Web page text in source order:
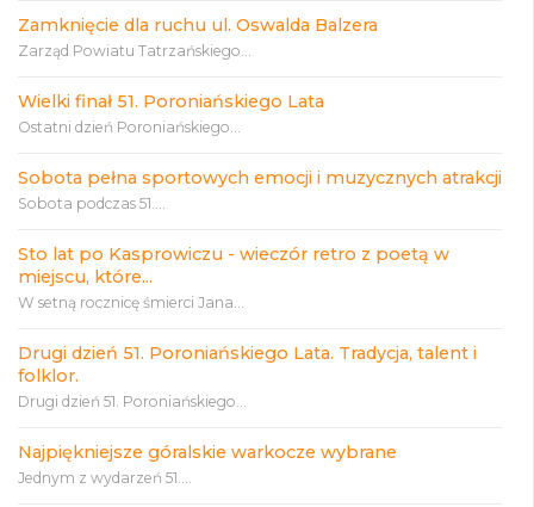
Zamknięcie dla ruchu ul. Oswalda Balzera
Zarząd Powiatu Tatrzańskiego...
Wielki finał 51. Poroniańskiego Lata
Ostatni dzień Poroniańskiego...
Sobota pełna sportowych emocji i muzycznych atrakcji
Sobota podczas 51....
Sto lat po Kasprowiczu - wieczór retro z poetą w
miejscu, które...
W setną rocznicę śmierci Jana...
Drugi dzień 51. Poroniańskiego Lata. Tradycja, talent i
folklor.
Drugi dzień 51. Poroniańskiego...
Najpiękniejsze góralskie warkocze wybrane
Jednym z wydarzeń 51....